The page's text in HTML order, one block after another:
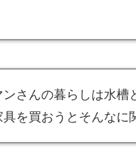
ンさんの暮らしは水槽
具を買おうとそんな